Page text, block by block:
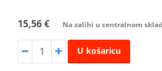
15,56 € Na zalihi u centralnom
U košaricu